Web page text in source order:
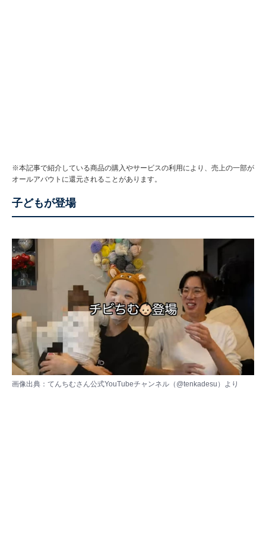
※本記事で紹介している商品の購入やサービスの利用により、売上の一部が
オールアバウトに還元されることがあります。
子どもが登場
画像出典：てんちむさん公式YouTubeチャンネル（ @tenkadesu ）より